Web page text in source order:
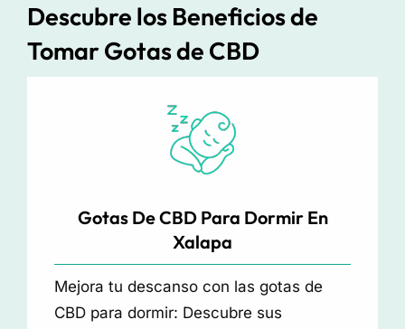
Descubre los Beneficios de
Tomar Gotas de CBD
Gotas De CBD Para Dormir En
Xalapa
Mejora tu descanso con las gotas de
CBD para dormir: Descubre sus